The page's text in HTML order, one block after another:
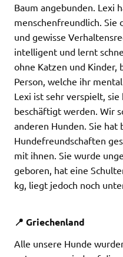
Baum angebunden. Lexi
menschenfreundlich. Sie
und gewisse
intelligent und lernt
ohne Katzen und Kinder,
Person, welche ihr
Lexi ist sehr verspielt,
beschäftigt werden. Wir
anderen Hunden. Sie hat
Hundefreundschaften
mit ihnen. Sie wurde
geboren, hat eine
kg, liegt jedoch noch
📍 Griechenland
Alle unsere Hunde